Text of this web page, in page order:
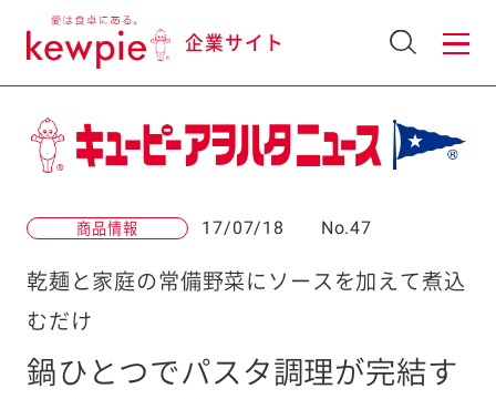
企業サイト
商品情報 17/07/18 No.47
乾麺と家庭の常備野菜にソースを加えて煮込
むだけ
鍋ひとつでパスタ調理が完結す